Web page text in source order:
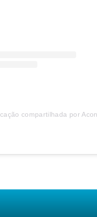
compartilhada por